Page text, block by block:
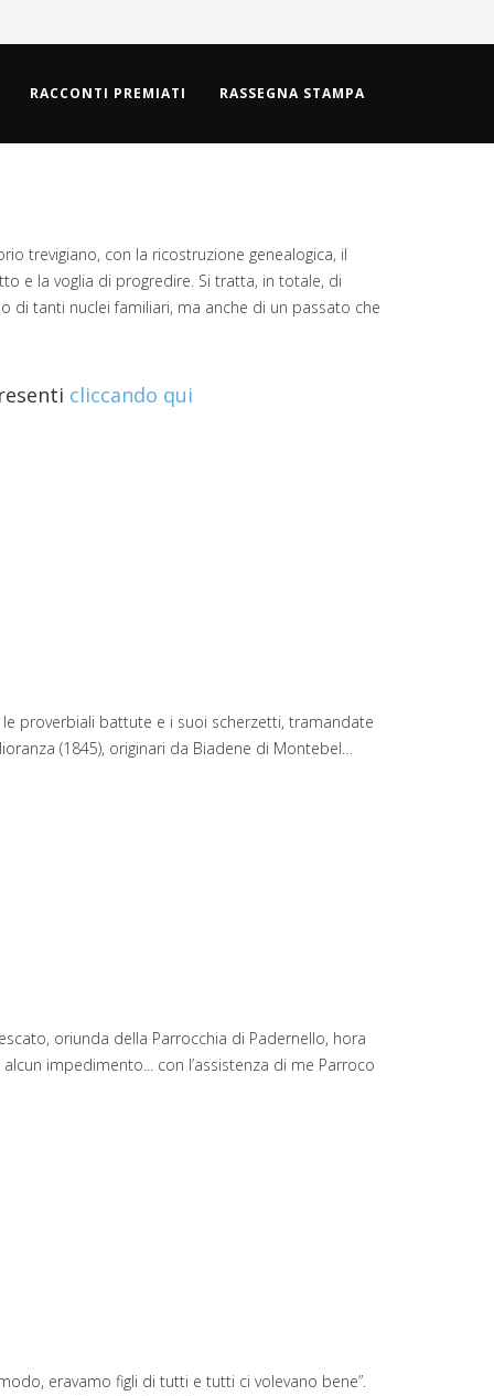
RACCONTI PREMIATI RASSEGNA STAMPA
trevigiano, con la ricostruzione genealogica, il
e la voglia di progredire. Si tratta, in totale, di
di tanti nuclei familiari, ma anche di un passato che
cliccando qui
proverbiali battute e i suoi scherzetti, tramandate
(1845), originari da Biadene di Montebel…
oriunda della Parrocchia di Padernello, hora
impedimento... con l’assistenza di me Parroco
eravamo figli di tutti e tutti ci volevano bene”.